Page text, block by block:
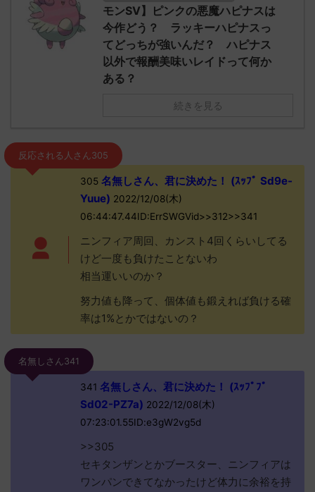
モンSV】ピンクの悪魔ハピナスは
今作どう？ ラッキーハピナスっ
てどっちが強いんだ？ ハピナス
以外で報酬美味いレイドって何か
ある？
続きを見る
反応される人さん305
305名無しさん、君に決めた！ (ｽｯﾌﾟ Sd9e-
Yuue) 2022/12/08(木)
06:44:47.44ID:ErrSWGVid>>312>>341
ニンフィア周回、カンスト4回くらいしてる
けど一度も負けたことないわ
相当運いいのか？
努力値も降って、個体値も鍛えれば負ける確
率は1%とかではないの？
名無しさん341
341 名無しさん、君に決めた！ (ｽｯﾌﾟﾌﾟ
Sd02-PZ7a) 2022/12/08(木)
07:23:01.55ID:e3gW2vg5d
>>305
セキタンザンとかブースター、ニンフィアは
ワンパンできてなかったけど体力に余裕を持